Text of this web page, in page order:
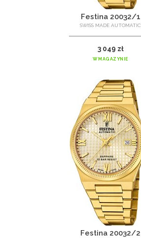
Festina 20032/1
SWISS MADE AUTOMATIC
3 049 zł
W MAGAZYNIE
Festina 20032/2